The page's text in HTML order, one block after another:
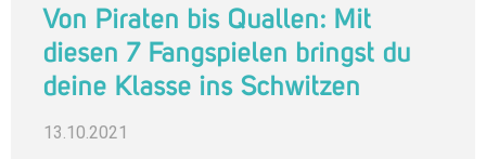
Von Piraten bis Quallen: Mit
diesen 7 Fangspielen bringst du
deine Klasse ins Schwitzen
13.10.2021